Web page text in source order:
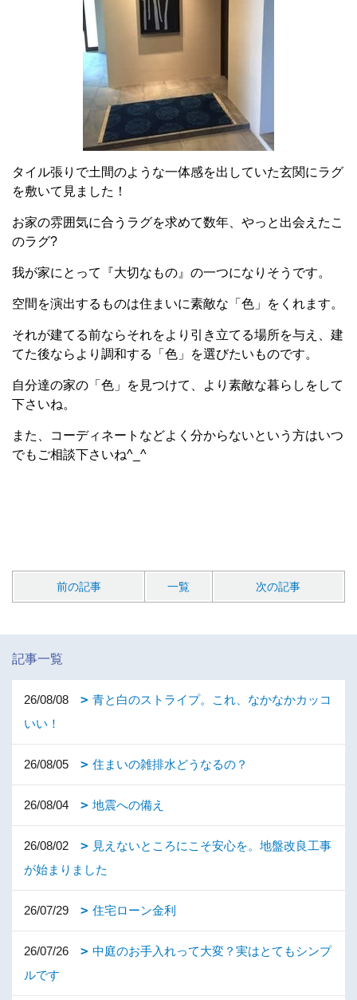
タイル張りで土間のような一体感を出していた玄関にラグ
を敷いて見ました！
お家の雰囲気に合うラグを求めて数年、やっと出会えたこ
のラグ?
我が家にとって『大切なもの』の一つになりそうです。
空間を演出するものは住まいに素敵な「色」をくれます。
それが建てる前ならそれをより引き立てる場所を与え、建
てた後ならより調和する「色」を選びたいものです。
自分達の家の「色」を見つけて、より素敵な暮らしをして
下さいね。
また、コーディネートなどよく分からないという方はいつ
でもご相談下さいね^_^
前の記事 一覧 次の記事
記事一覧
26/08/08
青と白のストライプ。これ、なかなかカッコ
いい！
26/08/05 住まいの雑排水どうなるの？
26/08/04 地震への備え
26/08/02
見えないところにこそ安心を。地盤改良工事
が始まりました
26/07/29 住宅ローン金利
26/07/26
中庭のお手入れって大変？実はとてもシンプ
ルです